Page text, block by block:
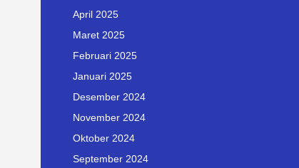
April 2025
Maret 2025
Februari 2025
Januari 2025
Desember 2024
November 2024
Oktober 2024
September 2024